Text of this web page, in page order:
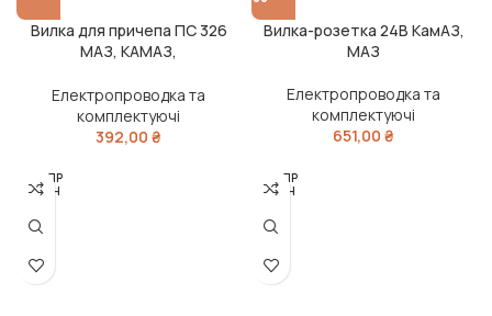
Вилка для причепа ПС 326
МАЗ, КАМАЗ,
Іномарки (24В, алюміній)
(DETALKA)
Електропроводка та
комплектуючі
392,00 ₴
Вилка-розетка 24В КамАЗ,
МАЗ
Електропроводка та
комплектуючі
651,00 ₴
РОЗПР
ОДАН
РОЗПР
ОДАН